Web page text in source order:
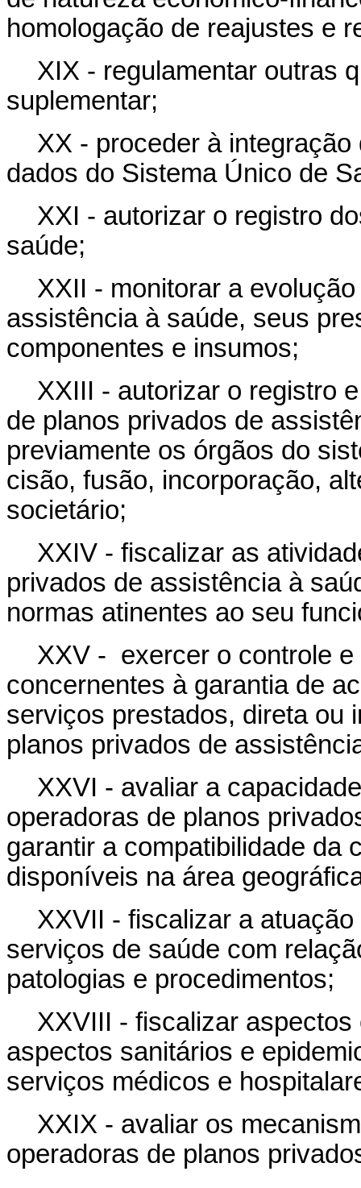
homologação de reajustes e
XIX - regulamentar outras
suplementar;
XX - proceder à
dados do Sistema Único de
XXI - autorizar o registro
saúde;
XXII - monitorar a
assistência à saúde, seus
componentes e insumos;
XXIII - autorizar o registro
de planos privados de
previamente os órgãos do
cisão, fusão, incorporação,
societário;
XXIV - fiscalizar as
privados de assistência à
normas atinentes ao seu
XXV - exercer o controle
concernentes à garantia de
serviços prestados, direta ou
planos privados de
XXVI - avaliar a
operadoras de planos
garantir a compatibilidade da
disponíveis na área
XXVII - fiscalizar a
serviços de saúde com
patologias e procedimentos;
XXVIII - fiscalizar
aspectos sanitários e
serviços médicos e
XXIX - avaliar os
operadoras de planos